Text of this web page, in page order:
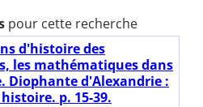
pour cette recherche
d'histoire des
les mathématiques dans
Diophante d'Alexandrie :
p. 15-39.